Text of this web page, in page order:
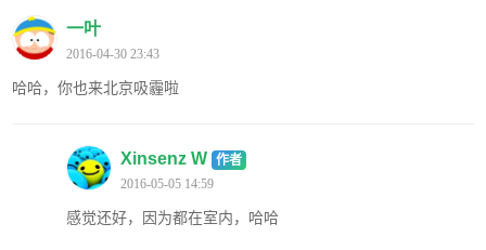
一叶
2016-04-30 23:43
哈哈，你也来北京吸霾啦
Xinsenz W 作者
2016-05-05 14:59
感觉还好，因为都在室内，哈哈